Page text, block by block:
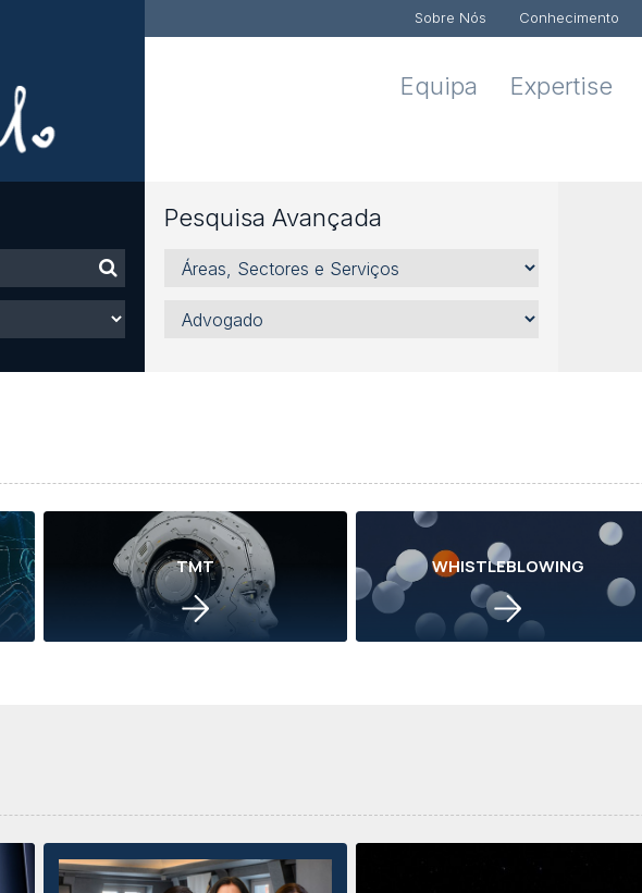
Sobre Nós Conhecimento
Equipa Expertise
Pesquisa Avançada
¡reas,
Sectores
ServiÁos
Advogado
TMT WHISTLEBLOWING